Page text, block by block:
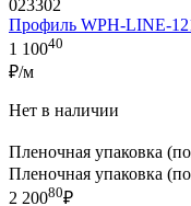
023302
Профиль WPH-LINE-
1 10040
₽/м
Нет в наличии
Пленочная упаковка
Пленочная упаковка
2 20080₽